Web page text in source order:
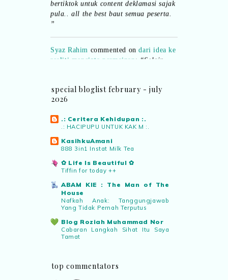
pula.. all the best baut semua peserta.
”
realiti mencipta permainan:“Selain
pertandingan tiktok mencipta sajak
“Menarik sungguh Pertandingan TikTok
Mencipta Sajak Kemerdekaan 2026 dari
PNM ni! Platform terbaik serlahkan
bakat puisi kebangsaan dan
patriotisme.”
Eyma Balkish
pertandingan tiktok mencipta sajak
rasa kurang ideanya.”
mencipta sajak :
“Menarik PNM
anjurkan pertandingan penulisan sajak
special bloglist february - july
2026
.: Ceritera Kehidupan :.
.: HACIPUPU UNTUK KAK M :.
KasihkuAmani
888 3in1 Instat Milk Tea
✿ Life Is Beautiful ✿
Tiffin for today ++
ABAM KIE : The Man of The
House
Nafkah Anak: Tanggungjawab
Yang Tidak Pernah Terputus
Blog Roziah Muhammad Nor
Cabaran Langkah Sihat Itu Saya
Tamat
Manis Strawberi
top commentators